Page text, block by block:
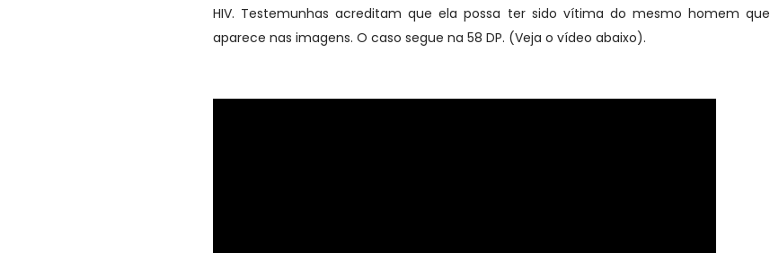
HIV. Testemunhas acreditam que ela possa ter sido vítima do mesmo homem que
aparece nas imagens. O caso segue na 58 DP. (Veja o vídeo abaixo).